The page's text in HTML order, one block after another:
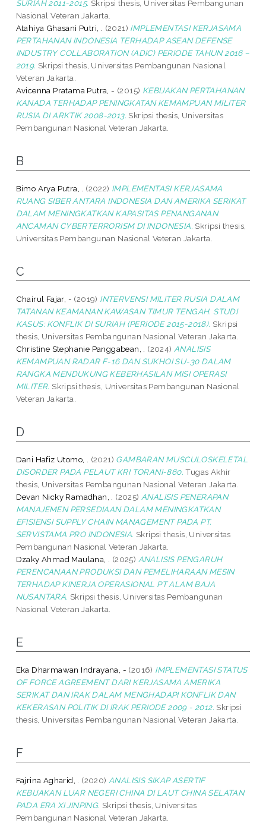
SURIAH 2011-2015. Skripsi thesis, Universitas Pembangunan
Nasional Veteran Jakarta.
Atahiya Ghasani Putri, .
(2021) IMPLEMENTASI KERJASAMA
PERTAHANAN INDONESIA TERHADAP ASEAN DEFENSE
INDUSTRY COLLABORATION (ADIC) PERIODE TAHUN 2016 –
2019. Skripsi thesis, Universitas Pembangunan Nasional
Veteran Jakarta.
Avicenna Pratama Putra, - (2015) KEBIJAKAN PERTAHANAN
KANADA TERHADAP PENINGKATAN KEMAMPUAN MILITER
RUSIA DI ARKTIK 2008-2013. Skripsi thesis, Universitas
Pembangunan Nasional Veteran Jakarta.
B
Bimo Arya Putra, . (2022) IMPLEMENTASI KERJASAMA
RUANG SIBER ANTARA INDONESIA DAN AMERIKA SERIKAT
DALAM MENINGKATKAN KAPASITAS PENANGANAN
ANCAMAN CYBERTERRORISM DI INDONESIA. Skripsi thesis,
Universitas Pembangunan Nasional Veteran Jakarta.
C
Chairul Fajar, - (2019) INTERVENSI MILITER RUSIA DALAM
TATANAN KEAMANAN KAWASAN TIMUR TENGAH. STUDI
KASUS: KONFLIK DI SURIAH (PERIODE 2015-2018). Skripsi
thesis, Universitas Pembangunan Nasional Veteran Jakarta.
Christine Stephanie Panggabean, .
(2024) ANALISIS
KEMAMPUAN RADAR F-16 DAN SUKHOI SU-30 DALAM
RANGKA MENDUKUNG KEBERHASILAN MISI OPERASI
MILITER. Skripsi thesis, Universitas Pembangunan Nasional
Veteran Jakarta.
D
Dani Hafiz Utomo, . (2021) GAMBARAN MUSCULOSKELETAL
DISORDER PADA PELAUT KRI TORANI-860. Tugas Akhir
thesis, Universitas Pembangunan Nasional Veteran Jakarta.
Devan Nicky Ramadhan, .
(2025) ANALISIS PENERAPAN
MANAJEMEN PERSEDIAAN DALAM MENINGKATKAN
EFISIENSI SUPPLY CHAIN MANAGEMENT PADA PT.
SERVISTAMA PRO INDONESIA. Skripsi thesis, Universitas
Pembangunan Nasional Veteran Jakarta.
Dzaky Ahmad Maulana, .
(2025) ANALISIS PENGARUH
PERENCANAAN PRODUKSI DAN PEMELIHARAAN MESIN
TERHADAP KINERJA OPERASIONAL PT ALAM BAJA
NUSANTARA. Skripsi thesis, Universitas Pembangunan
Nasional Veteran Jakarta.
E
Eka Dharmawan Indrayana, - (2016) IMPLEMENTASI STATUS
OF FORCE AGREEMENT DARI KERJASAMA AMERIKA
SERIKAT DAN IRAK DALAM MENGHADAPI KONFLIK DAN
KEKERASAN POLITIK DI IRAK PERIODE 2009 - 2012. Skripsi
thesis, Universitas Pembangunan Nasional Veteran Jakarta.
F
Fajrina Agharid, . (2020) ANALISIS SIKAP ASERTIF
KEBIJAKAN LUAR NEGERI CHINA DI LAUT CHINA SELATAN
PADA ERA XI JINPING. Skripsi thesis, Universitas
Pembangunan Nasional Veteran Jakarta.